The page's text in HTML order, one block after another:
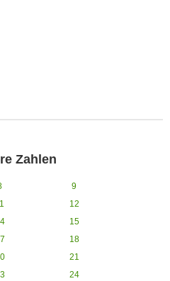
Zahlen
9
12
15
18
21
24